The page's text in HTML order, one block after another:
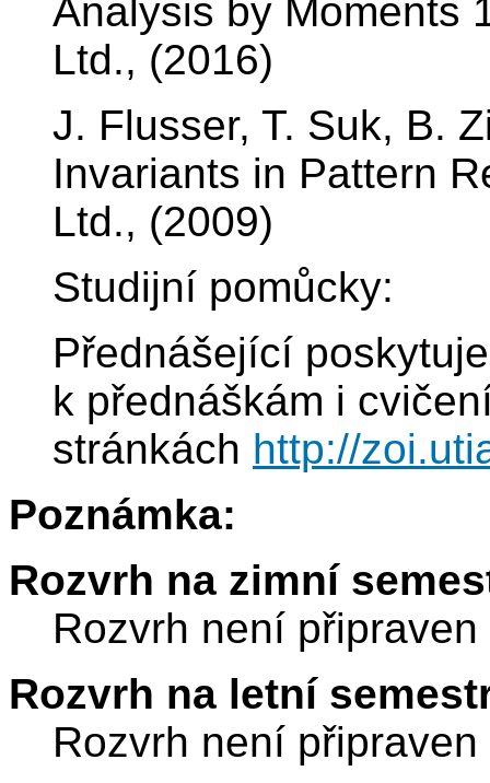
Analysis by Moments
Ltd., (2016)
J. Flusser, T. Suk, B.
Invariants in Pattern
Ltd., (2009)
Studijní pomůcky:
Přednášející
k přednáškám i
stránkách http://
Poznámka:
Rozvrh na zimní
Rozvrh není připraven
Rozvrh na letní
Rozvrh není připraven